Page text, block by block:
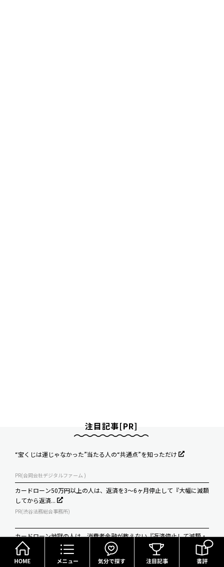
注目記事[PR]
“宝くじは運じゃなかった”当たる人の“共通点”を知っただけ
PR(合同会社デジタルファーム )
カードローン50万円以上の人は、返済を3～6ヶ月停止して『大幅に減額
してから返済...
PR(渋谷法務総合事務所)
カードローン地獄の人は、消費者金融が教えない『返済停止して減額・
免除する方法』で...
PR(渋谷法務総合事務所)